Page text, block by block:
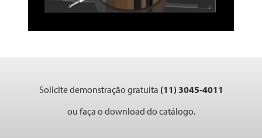
Solicite demonstração gratuita (11) 3045-4011
ou faça o download do catálogo.